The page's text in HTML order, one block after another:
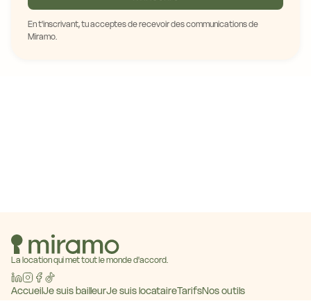
En t'inscrivant, tu acceptes de recevoir des communications de
Miramo.
La location qui met tout le monde d'accord.
AccueilJe suis bailleurJe suis locataireTarifsNos outils